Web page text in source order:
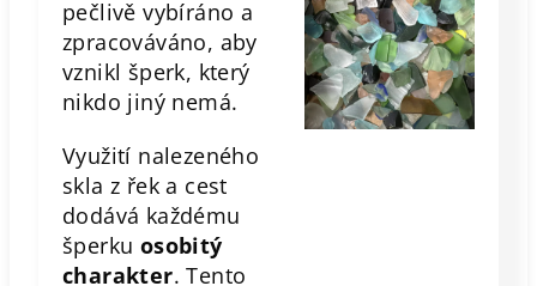
pečlivě vybíráno a
zpracováváno, aby
vznikl šperk, který
nikdo jiný nemá.
Využití nalezeného
skla z řek a cest
dodává každému
šperku osobitý
charakter. Tento